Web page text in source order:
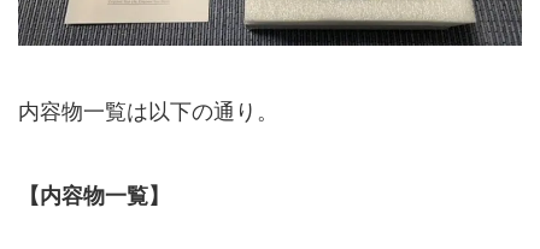
内容物一覧は以下の通り。
【内容物一覧】